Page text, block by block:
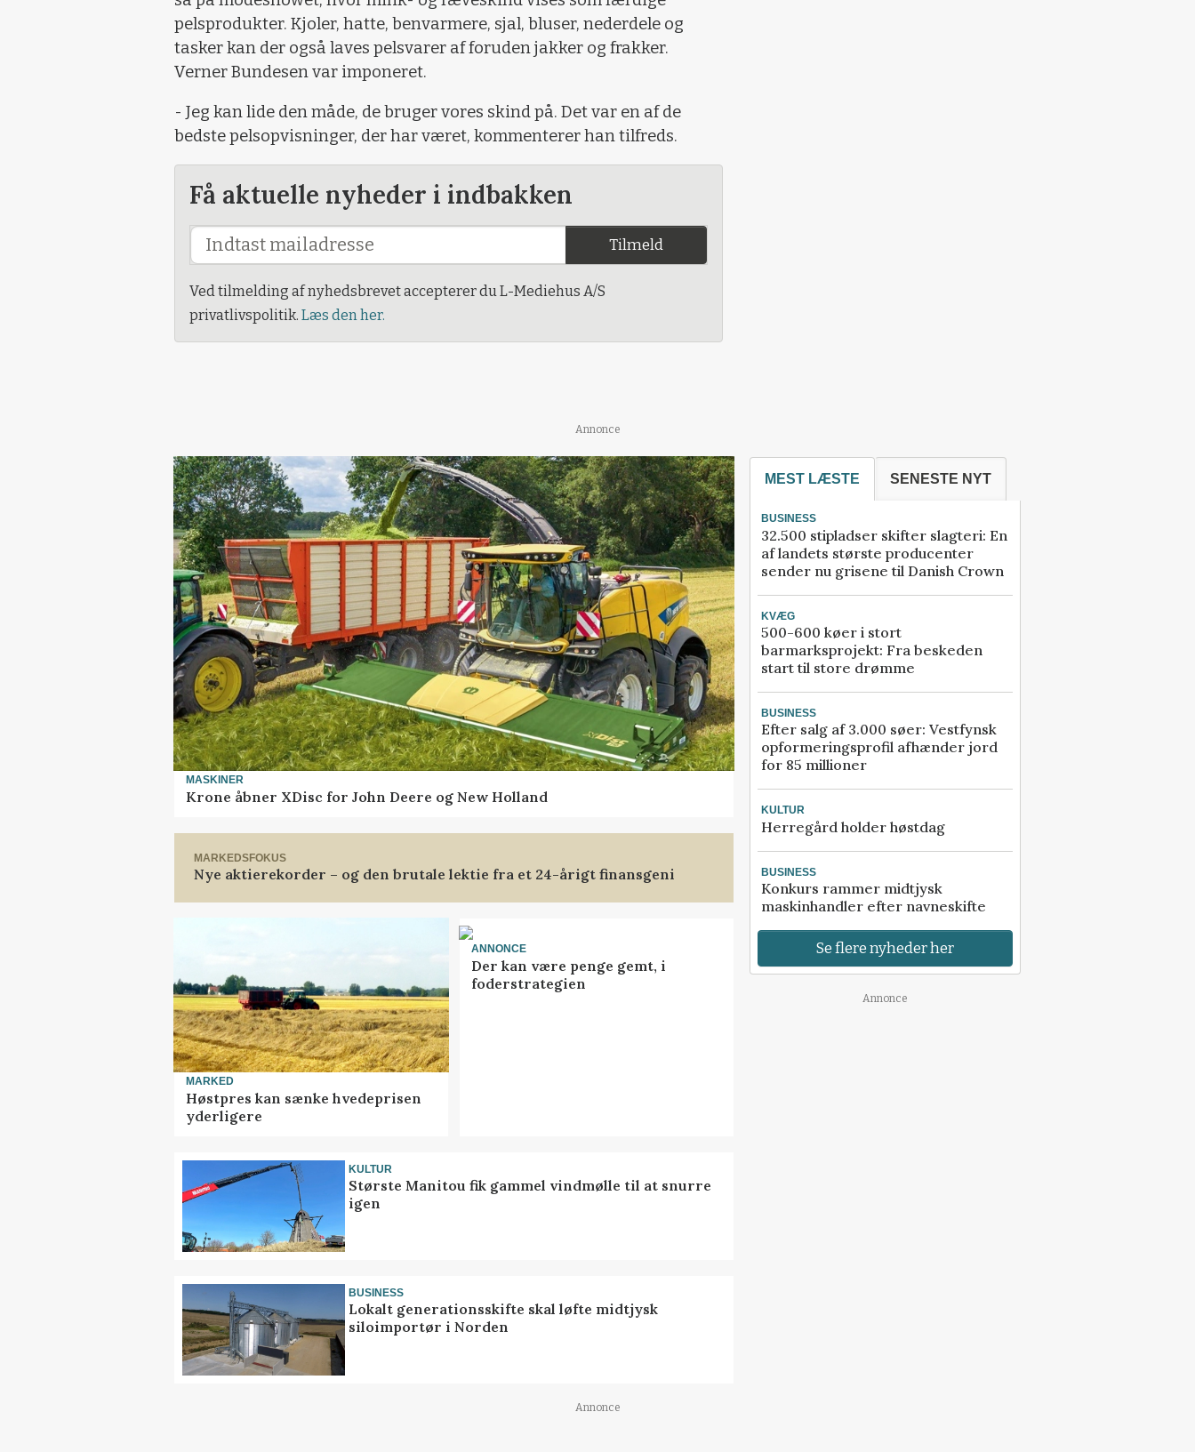
pelsprodukter. Kjoler, hatte, benvarmere, sjal, bluser, nederdele og
tasker kan der også laves pelsvarer af foruden jakker og frakker.
Verner Bundesen var imponeret.
- Jeg kan lide den måde, de bruger vores skind på. Det var en af de
bedste pelsopvisninger, der har været, kommenterer han tilfreds.
Få aktuelle nyheder i indbakken
Tilmeld
Ved tilmelding af nyhedsbrevet accepterer du L-Mediehus A/S
privatlivspolitik. Læs den her.
Annonce
MASKINER
Krone åbner XDisc for John Deere og New Holland
MARKEDSFOKUS
Nye aktierekorder – og den brutale lektie fra et 24-årigt finansgeni
MARKED
Høstpres kan sænke hvedeprisen
yderligere
ANNONCE
Der kan være penge gemt, i
foderstrategien
KULTUR
Største Manitou fik gammel vindmølle til at snurre
igen
BUSINESS
Lokalt generationsskifte skal løfte midtjysk
siloimportør i Norden
MEST LÆSTE SENESTE NYT
BUSINESS
32.500 stipladser skifter slagteri: En
af landets største producenter
sender nu grisene til Danish Crown
KVÆG
500-600 køer i stort
barmarksprojekt: Fra beskeden
start til store drømme
BUSINESS
Efter salg af 3.000 søer: Vestfynsk
opformeringsprofil afhænder jord
for 85 millioner
KULTUR
Herregård holder høstdag
BUSINESS
Konkurs rammer midtjysk
maskinhandler efter navneskifte
Se flere nyheder her
Annonce
Annonce